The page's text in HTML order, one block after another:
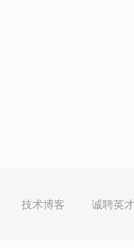
技术博客 诚聘英才